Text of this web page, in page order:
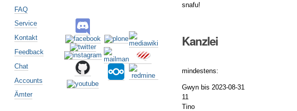
snafu!
Kanzlei
mindestens:
Gwyn bis 2023-08-31
11
Tino
FAQ
Service
Kontakt
Feedback
Chat
Accounts
Ämter